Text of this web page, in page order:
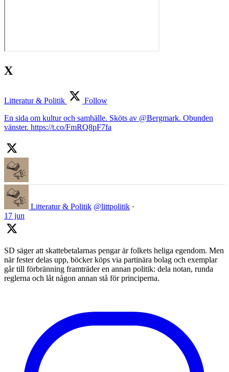
X
Litteratur & Politik
Follow
En sida om kultur och samhälle. Sköts av @Bergmark. Obunden
vänster. https://t.co/FmRQ8pF7fa
Litteratur & Politik @littpolitik ·
17 jun
SD säger att skattebetalarnas pengar är folkets heliga egendom. Men
när fester delas upp, böcker köps via partinära bolag och exemplar
går till förbränning framträder en annan politik: dela notan, runda
reglerna och låt någon annan stå för principerna.